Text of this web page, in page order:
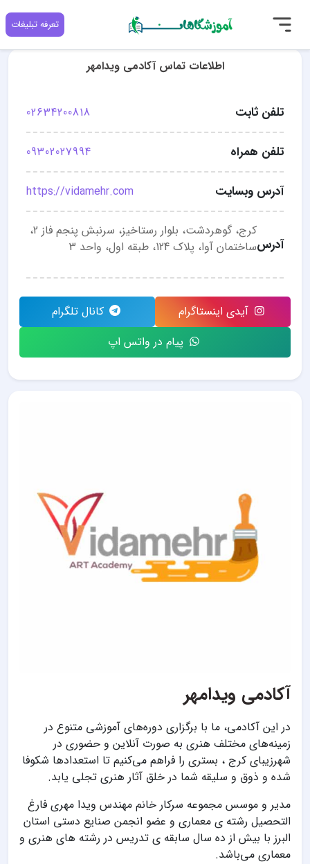
تعرفه تبلیغات
آکادمی ویدامهر
در این آکادمی، ما با برگزاری دوره‌های آموزشی متنوع در
زمینه‌های مختلف هنری به صورت آنلاین و حضوری در
شهرزیبای کرج ، بستری را فراهم می‌کنیم تا استعدادها شکوفا
شده و ذوق و سلیقه شما در خلق آثار هنری تجلی یابد.
مدیر و موسس مجموعه سرکار خانم‌ مهندس ویدا مهری فارغ
التحصیل رشته ی معماری و عضو انجمن صنایع دستی استان
البرز با بیش از ده سال سابقه ی تدریس در رشته های هنری و
معماری می‌باشد.
اطلاعات تماس آکادمی ویدامهر
تلفن ثابت 02634200818
تلفن همراه 09302027994
آدرس وبسایت https://vidamehr.com
آدرس
کرج، گوهردشت، بلوار رستاخیز، سرنبش پنجم فاز 2،
ساختمان آوا، پلاک 124، طبقه اول، واحد 3
آیدی اینستاگرام
کانال تلگرام
پیام در واتس اپ